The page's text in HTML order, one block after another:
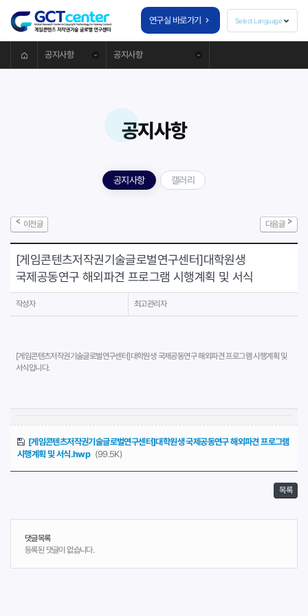
자료실
공지사항
연구실 바로가기 Select Language
공지사항 공지사항
공지사항
공지사항 갤러리
이전글 다음글
[게임콘텐츠저작권기술글로벌연구센터]대학원생
국제공동연구 해외파견 프로그램 시행계획 및 서식
작성자 최고관리자
[게임콘텐츠저작권기술글로벌연구센터]대학원생 국제공동연구 해외파견 프로그램 시행계획 및
서식입니다.
[게임콘텐츠저작권기술글로벌연구센터]대학원생 국제공동연구 해외파견 프로그램
시행계획 및 서식.hwp(99.5K)
목록
댓글목록
등록된 댓글이 없습니다.